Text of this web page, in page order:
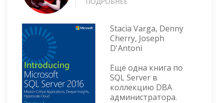
SQL
SERVER
2016:
2
Stacia Varga, Denny
Cherry, Joseph
D'Antoni
Ещё одна книга по
SQL Server в
коллекцию DBA
администратора.